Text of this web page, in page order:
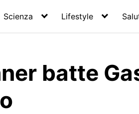
Scienza Lifestyle
batte